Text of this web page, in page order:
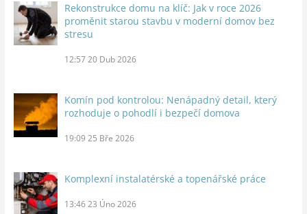
Rekonstrukce domu na klíč: Jak v roce 2026
proměnit starou stavbu v moderní domov bez
stresu
12:57 20 Dub 2026
Komín pod kontrolou: Nenápadný detail, který
rozhoduje o pohodlí i bezpečí domova
19:09 25 Bře 2026
Komplexní instalatérské a topenářské práce
13:46 23 Úno 2026